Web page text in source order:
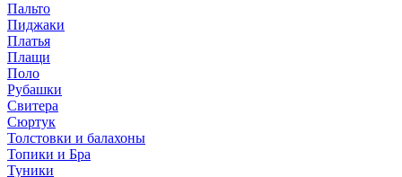
Пальто
Пиджаки
Платья
Плащи
Поло
Рубашки
Свитера
Сюртук
Толстовки и балахоны
Топики и Бра
Туники